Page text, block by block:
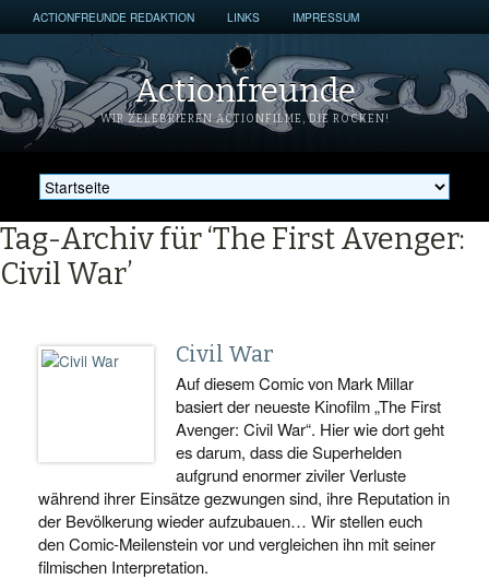
ACTIONFREUNDE REDAKTION LINKS IMPRESSUM
Actionfreunde
WIR ZELEBRIEREN ACTIONFILME, DIE ROCKEN!
Tag-Archiv für ‘The First Avenger:
Civil War’
Civil War
Auf diesem Comic von Mark Millar
basiert der neueste Kinofilm „The First
Avenger: Civil War“. Hier wie dort geht
es darum, dass die Superhelden
aufgrund enormer ziviler Verluste
während ihrer Einsätze gezwungen sind, ihre Reputation in
der Bevölkerung wieder aufzubauen… Wir stellen euch
den Comic-Meilenstein vor und vergleichen ihn mit seiner
filmischen Interpretation.